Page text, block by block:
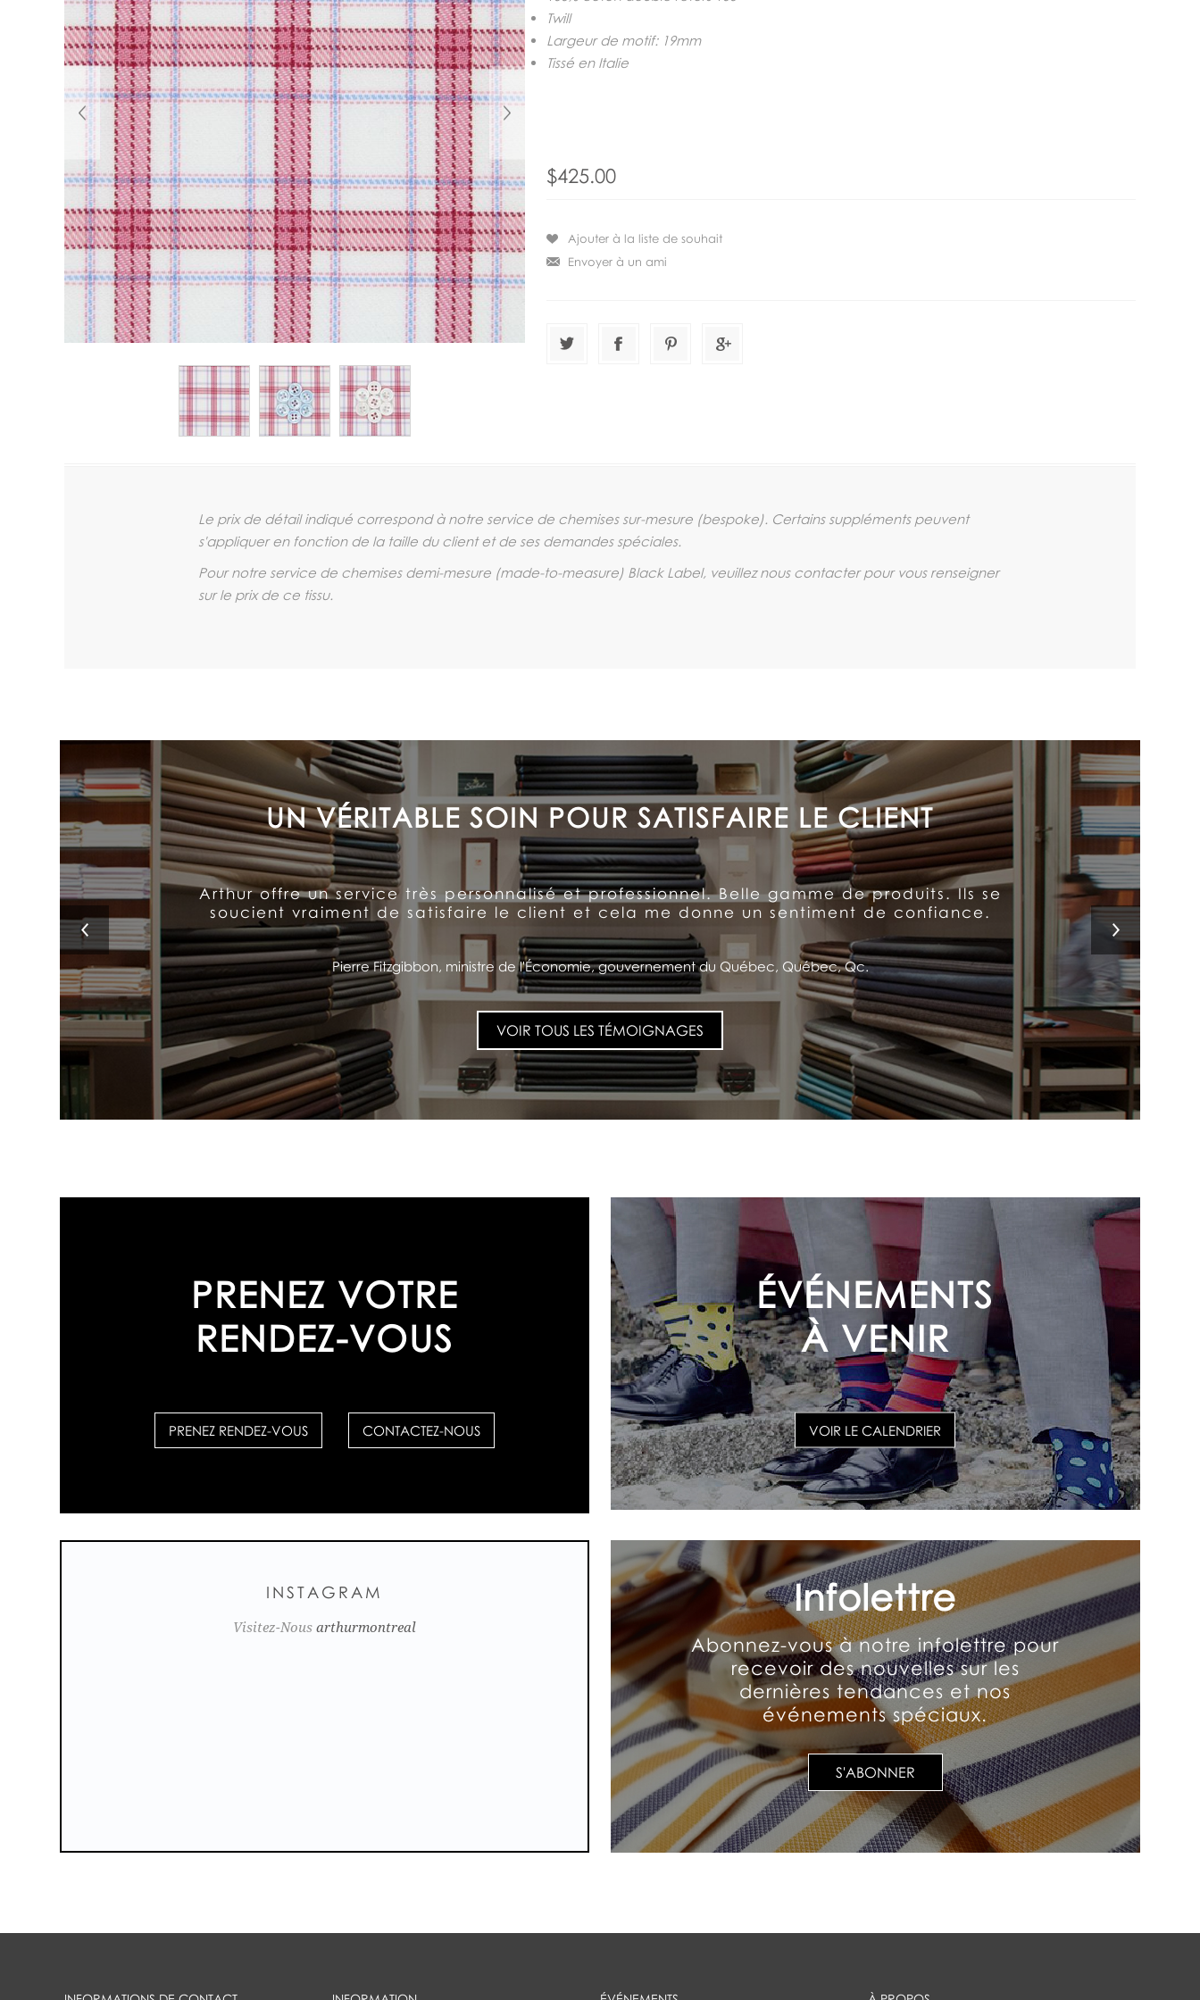
Twill
Largeur de motif: 19mm
Tissé en Italie
$425.00
Le prix de détail indiqué correspond à notre service de chemises sur-mesure (bespoke). Certains suppléments peuvent
s'appliquer en fonction de la taille du client et de ses demandes spéciales.
Pour notre service de chemises demi-mesure (made-to-measure) Black Label, veuillez nous contacter pour vous renseigner
sur le prix de ce tissu.
UN CLIENT À VIE
L’exceptionnel souci accordé aux détails et l’accueil inégalé reçu chez Arthur le placent
au-dessus des autres. Il offre de la qualité et un service à l’ancienne…et a fait de moi un
client pour la vie!
Lino Saputo, PDG et Président du CA, Saputo Inc., Montréal, Qc.
VOIR TOUS LES TÉMOIGNAGES
PRENEZ VOTRE
RENDEZ-VOUS
PRENEZ RENDEZ-VOUS CONTACTEZ-NOUS
ÉVÉNEMENTS
À VENIR
VOIR LE CALENDRIER
INSTAGRAM
Visitez-Nous arthurmontreal
Infolettre
Abonnez-vous à notre infolettre pour
recevoir des nouvelles sur les
dernières tendances et nos
événements spéciaux.
S'ABONNER